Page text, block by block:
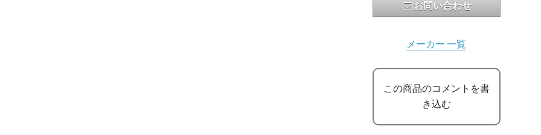
お問い合わせ
メーカー 一覧
この商品のコメントを書
き込む